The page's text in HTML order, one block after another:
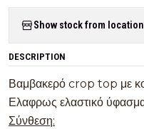
Show stock from
DESCRIPTION
Βαμβακερό crop top με
Ελαφρως ελαστικό
Σύνθεση: